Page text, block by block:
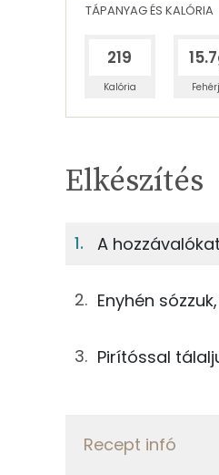
TÁPANYAG ÉS KALÓRIA
219
Kalória
38g sonka
3gtökmagolaj
TÁPANYAGTARTALOM
Elkészítés
A
Enyhén
Pirítóssal
Recept infó